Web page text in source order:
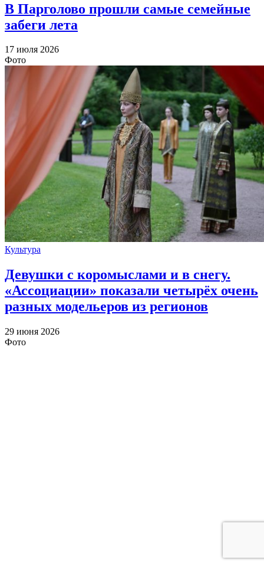
В Парголово прошли самые семейные
забеги лета
17 июля 2026
Фото
Культура
Девушки с коромыслами и в снегу.
«Ассоциации» показали четырёх очень
разных модельеров из регионов
29 июня 2026
Фото